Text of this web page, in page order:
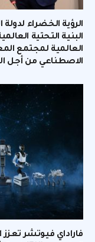
الرؤية الخضراء
البنية التحتية
الاصطناعي من أجل
فاراداي فيوتشر تعزز